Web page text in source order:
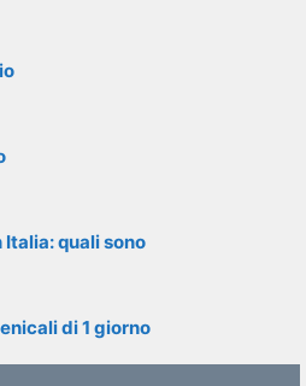
quali sono
di 1 giorno